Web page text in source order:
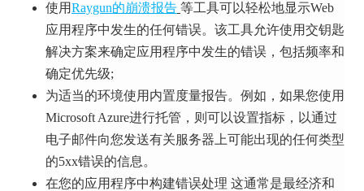
使用Raygun的崩溃报告 等工具可以轻松地显示Web
应用程序中发生的任何错误。 该工具允许使用交钥匙
解决方案来确定应用程序中发生的错误，包括频率和
确定优先级;
为适当的环境使用内置度量报告。 例如，如果您使用
Microsoft Azure进行托管，则可以设置指标，以通过
电子邮件向您发送有关服务器上可能出现的任何类型
的5xx错误的信息。
在您的应用程序中构建错误处理 这通常是最经济和